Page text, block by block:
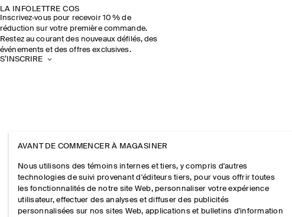
LA INFOLETTRE COS
Inscrivez‑vous pour recevoir 10 % de
réduction sur votre première commande.
Restez au courant des nouveaux défilés, des
événements et des offres exclusives.
S’INSCRIRE
AVANT DE COMMENCER À MAGASINER
Nous utilisons des témoins internes et tiers, y compris d'autres
technologies de suivi provenant d'éditeurs tiers, pour vous offrir toutes
les fonctionnalités de notre site Web, personnaliser votre expérience
utilisateur, effectuer des analyses et diffuser des publicités
personnalisées sur nos sites Web, applications et bulletins d'information